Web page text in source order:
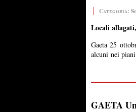
Categoria:
Locali
Gaeta 25
alcuni nei
GAETA